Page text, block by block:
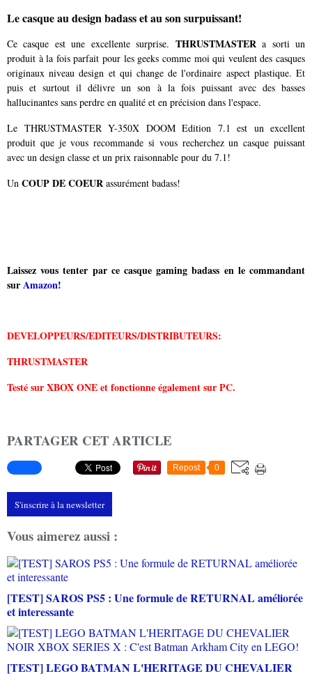
Le casque au design badass et au son surpuissant!
Ce casque est une excellente surprise. THRUSTMASTERa sorti un
produit à la fois parfait pour les geeks comme moi qui veulent des casques
originaux niveau design et qui change de l'ordinaire aspect plastique. Et
puis et surtout il délivre un son à la fois puissant avec des basses
hallucinantes sans perdre en qualité et en précision dans l'espace.
Le THRUSTMASTER Y-350X DOOM Edition 7.1 est un excellent
produit que je vous recommande si vous recherchez un casque puissant
avec un design classe et un prix raisonnable pour du 7.1!
Un COUP DE COEUR assurément badass!
Laissez vous tenter par ce casque gaming badass en le commandant
surAmazon!
DEVELOPPEURS/EDITEURS/DISTRIBUTEURS:
THRUSTMASTER
Testé sur XBOX ONE et fonctionne également sur PC.
PARTAGER CET ARTICLE
Repost 0
S'inscrire à la newsletter
Vous aimerez aussi :
[TEST] SAROS PS5 : Une formule de RETURNAL améliorée
et interessante
[TEST] LEGO BATMAN L'HERITAGE DU CHEVALIER